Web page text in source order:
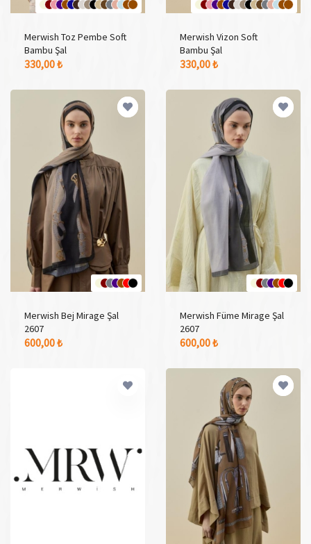
17 Adet Renk Seçeneği
Merwish Toz Pembe Soft
Bambu Şal
330,00 ₺
17 Adet Renk Seçeneği
Merwish Vizon Soft
Bambu Şal
330,00 ₺
7 Adet Renk Seçeneği
Merwish Bej Mirage Şal
2607
600,00 ₺
7 Adet Renk Seçeneği
Merwish Füme Mirage Şal
2607
600,00 ₺